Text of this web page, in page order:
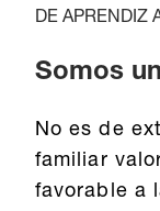
DE APRENDIZ
Somos
No es de
familiar
favorable a